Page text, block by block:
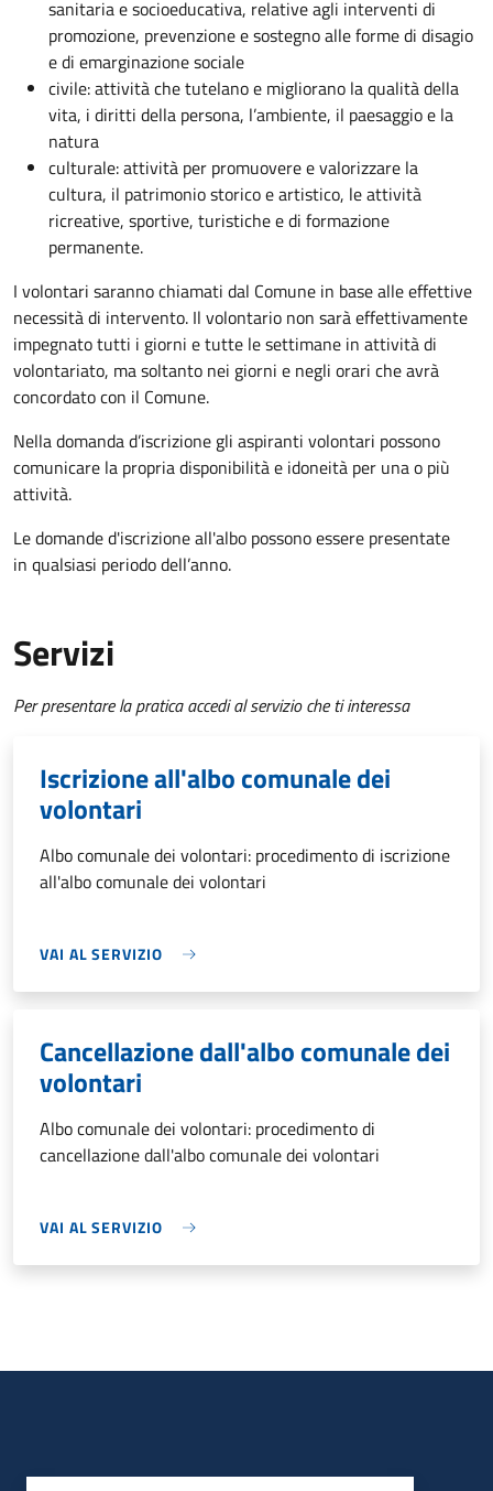
sanitaria e socioeducativa, relative agli interventi di
promozione, prevenzione e sostegno alle forme di disagio
e di emarginazione sociale
civile: attività che tutelano e migliorano la qualità della
vita, i diritti della persona, l’ambiente, il paesaggio e la
natura
culturale: attività per promuovere e valorizzare la
cultura, il patrimonio storico e artistico, le attività
ricreative, sportive, turistiche e di formazione
permanente.
I volontari saranno chiamati dal Comune in base alle effettive
necessità di intervento. Il volontario non sarà effettivamente
impegnato tutti i giorni e tutte le settimane in attività di
volontariato, ma soltanto nei giorni e negli orari che avrà
concordato con il Comune.
Nella domanda d’iscrizione gli aspiranti volontari possono
comunicare la propria disponibilità e idoneità per una o più
attività.
Le domande d'iscrizione all'albo possono essere presentate
in qualsiasi periodo dell’anno.
Servizi
Per presentare la pratica accedi al servizio che ti interessa
Iscrizione all'albo comunale dei
volontari
Albo comunale dei volontari: procedimento di iscrizione
all'albo comunale dei volontari
VAI AL SERVIZIO
Cancellazione dall'albo comunale dei
volontari
Albo comunale dei volontari: procedimento di
cancellazione dall'albo comunale dei volontari
VAI AL SERVIZIO